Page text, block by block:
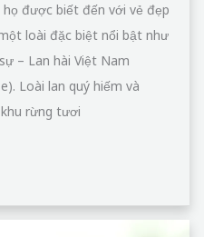
được biết đến với vẻ đẹp
loài đặc biệt nổi bật như
– Lan hài Việt Nam
Loài lan quý hiếm và
rừng tươi